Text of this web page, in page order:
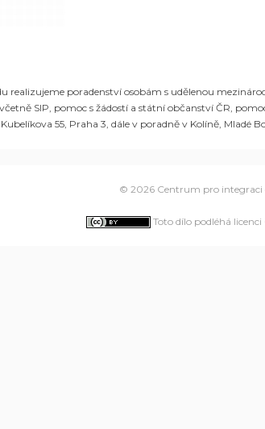
realizujeme poradenství osobám s udělenou
SIP, pomoc s žádostí a státní občanství ČR,
55, Praha 3, dále v poradně v Kolíně, Mladé
© 2026 Centrum pro integraci
Toto dílo podléhá